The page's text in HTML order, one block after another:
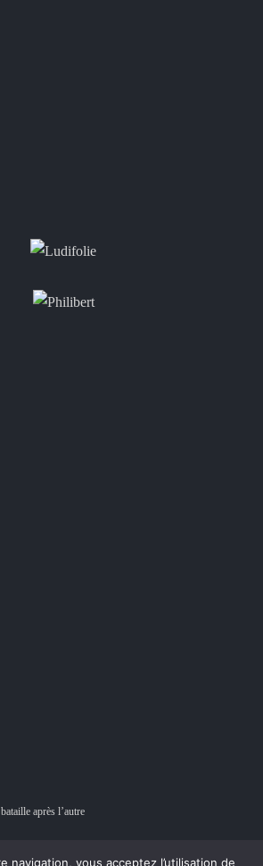
après l’autre
: Room 215
navigation, vous acceptez l’utilisation de